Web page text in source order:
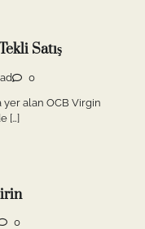
Satış
0
yer alan OCB Virgin
[…]
0